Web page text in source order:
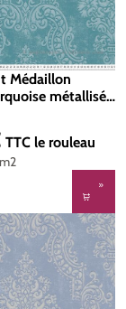
Médaillon
métallisé
d'A.S.
AS-397654
:
TTC le rouleau